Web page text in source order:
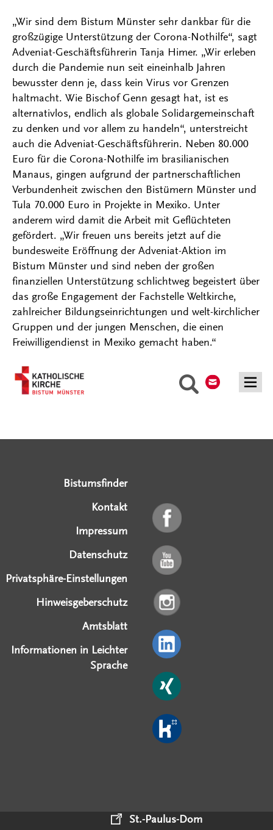
Suche
„Wir sind dem Bistum Münster sehr dankbar für die
großzügige Unterstützung der Corona-Nothilfe“, sagt
Adveniat-Geschäftsführerin Tanja Himer. „Wir erleben
durch die Pandemie nun seit eineinhalb Jahren
bewusster denn je, dass kein Virus vor Grenzen
haltmacht. Wie Bischof Genn gesagt hat, ist es
alternativlos, endlich als globale Solidargemeinschaft
zu denken und vor allem zu handeln“, unterstreicht
auch die Adveniat-Geschäftsführerin. Neben 80.000
Euro für die Corona-Nothilfe im brasilianischen
Manaus, gingen aufgrund der partnerschaftlichen
Verbundenheit zwischen den Bistümern Münster und
Tula 70.000 Euro in Projekte in Mexiko. Unter
anderem wird damit die Arbeit mit Geflüchteten
gefördert. „Wir freuen uns bereits jetzt auf die
bundesweite Eröffnung der Adveniat-Aktion im
Bistum Münster und sind neben der großen
finanziellen Unterstützung schlichtweg begeistert über
das große Engagement der Fachstelle Weltkirche,
zahlreicher Bildungseinrichtungen und welt-kirchlicher
Gruppen und der jungen Menschen, die einen
Freiwilligendienst in Mexiko gemacht haben.“
Bistumsfinder
Kontakt
Impressum
Datenschutz
Privatsphäre-Einstellungen
Hinweisgeberschutz
Amtsblatt
Informationen in Leichter
Sprache
St.-Paulus-Dom